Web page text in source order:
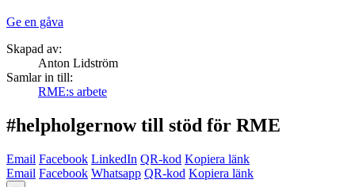
Ge en gåva
Skapad av:
Anton Lidström
Samlar in till:
RME:s arbete
#helpholgernow till stöd för RME
Email Facebook LinkedIn QR-kod Kopiera länk
Email Facebook Whatsapp QR-kod Kopiera länk